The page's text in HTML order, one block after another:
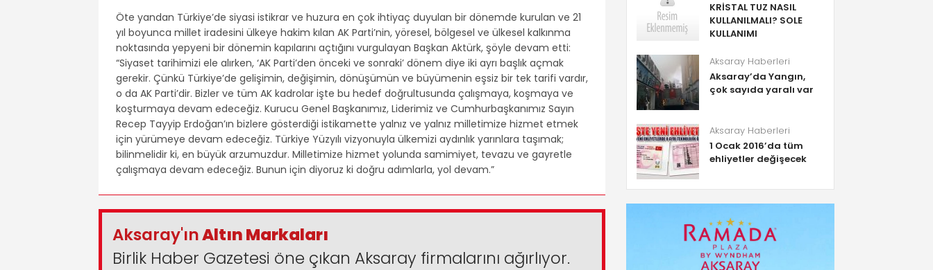
Öte yandan Türkiye’de siyasi istikrar ve huzura en çok ihtiyaç duyulan bir dönemde kurulan ve 21
yıl boyunca millet iradesini ülkeye hakim kılan AK Parti’nin, yöresel, bölgesel ve ülkesel kalkınma
noktasında yepyeni bir dönemin kapılarını açtığını vurgulayan Başkan Aktürk, şöyle devam etti:
“Siyaset tarihimizi ele alırken, ‘AK Parti’den önceki ve sonraki’ dönem diye iki ayrı başlık açmak
gerekir. Çünkü Türkiye’de gelişimin, değişimin, dönüşümün ve büyümenin eşsiz bir tek tarifi vardır,
o da AK Parti’dir. Bizler ve tüm AK kadrolar işte bu hedef doğrultusunda çalışmaya, koşmaya ve
koşturmaya devam edeceğiz. Kurucu Genel Başkanımız, Liderimiz ve Cumhurbaşkanımız Sayın
Recep Tayyip Erdoğan’ın bizlere gösterdiği istikamette yalnız ve yalnız milletimize hizmet etmek
için yürümeye devam edeceğiz. Türkiye Yüzyılı vizyonuyla ülkemizi aydınlık yarınlara taşımak;
bilinmelidir ki, en büyük arzumuzdur. Milletimize hizmet yolunda samimiyet, tevazu ve gayretle
çalışmaya devam edeceğiz. Bunun için diyoruz ki doğru adımlarla, yol devam.”
Aksaray'ınAltın Markaları
Birlik Haber Gazetesi öne çıkan Aksaray firmalarını ağırlıyor.
KRİSTAL TUZ NASIL
KULLANILMALI? SOLE
KULLANIMI
Aksaray Haberleri
Aksaray’da Yangın,
çok sayıda yaralı var
Aksaray Haberleri
1 Ocak 2016’da tüm
ehliyetler değişecek